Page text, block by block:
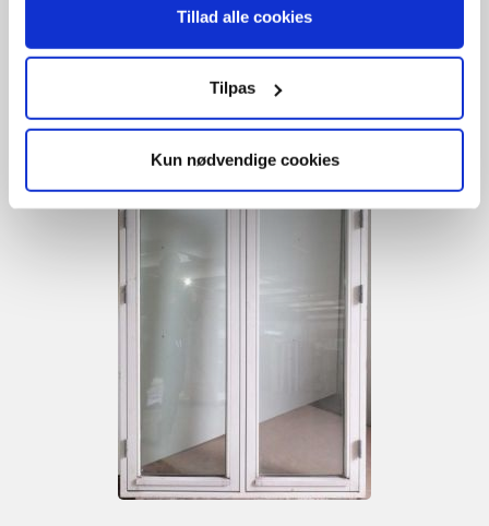
Tillad alle cookies
Tilpas
Kun nødvendige cookies
Tilføj til kurv
180cm stk. på lager